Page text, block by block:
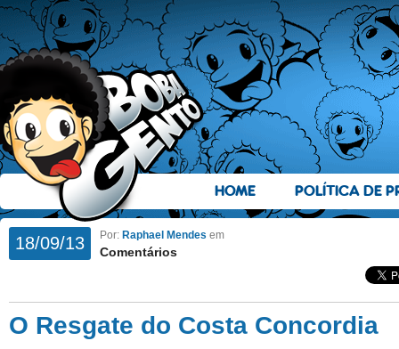
HOME POLÍTICA DE
18/09/13 Por: Raphael Mendes em
Comentários
O Resgate do Costa Concordia